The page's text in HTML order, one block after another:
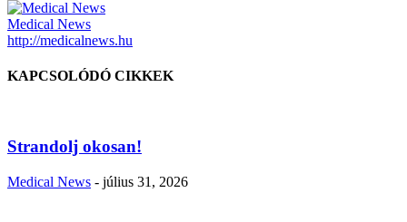
Medical News
http://medicalnews.hu
KAPCSOLÓDÓ CIKKEK
Strandolj okosan!
Medical News - július 31, 2026